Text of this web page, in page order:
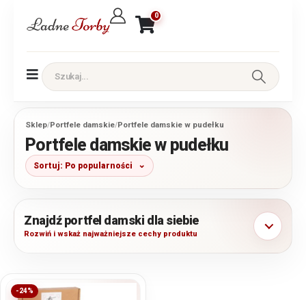
0
Sklep/Portfele damskie/Portfele damskie w pudełku
Portfele damskie w pudełku
Sortuj: Po popularności
Znajdź portfel damski dla siebie
Rozwiń i wskaż najważniejsze cechy produktu
-24%